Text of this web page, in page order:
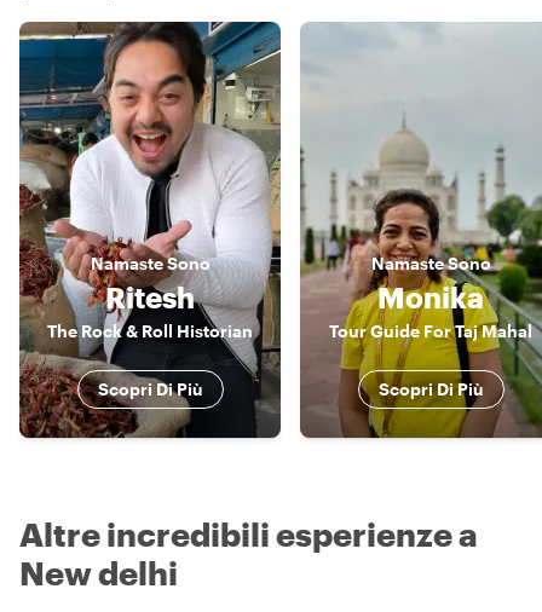
NamasteSono
Ritesh
The Rock & Roll Historian
Scopri Di Più
NamasteSono
Monika
Tour Guide For Taj Mahal
Scopri Di Più
Altre incredibili esperienze a
New delhi